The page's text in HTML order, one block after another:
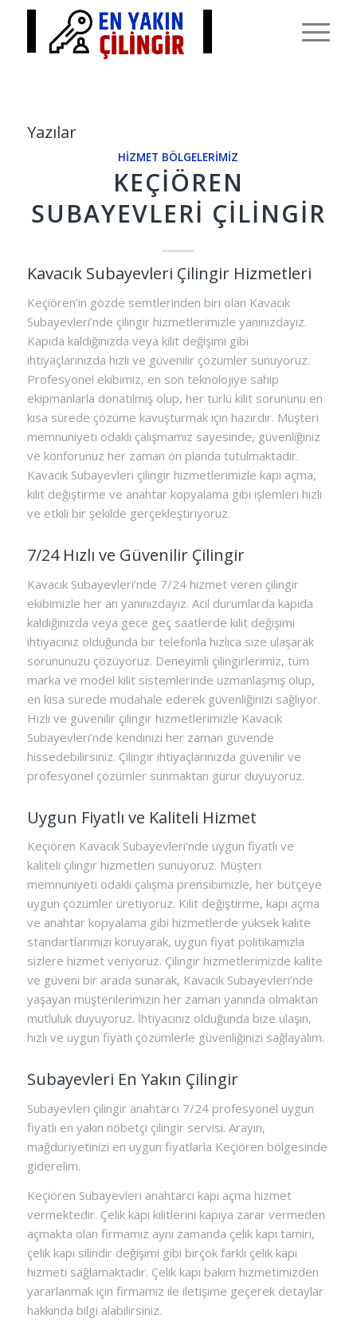
Yazılar
HIZMET BÖLGELERIMIZ
KEÇIÖREN
SUBAYEVLERI ÇILINGIR
Kavacık Subayevleri Çilingir Hizmetleri
Keçiören’in gözde semtlerinden biri olan Kavacık
Subayevleri’nde çilingir hizmetlerimizle yanınızdayız.
Kapıda kaldığınızda veya kilit değişimi gibi
ihtiyaçlarınızda hızlı ve güvenilir çözümler sunuyoruz.
Profesyonel ekibimiz, en son teknolojiye sahip
ekipmanlarla donatılmış olup, her türlü kilit sorununu en
kısa sürede çözüme kavuşturmak için hazırdır. Müşteri
memnuniyeti odaklı çalışmamız sayesinde, güvenliğiniz
ve konforunuz her zaman ön planda tutulmaktadır.
Kavacık Subayevleri çilingir hizmetlerimizle kapı açma,
kilit değiştirme ve anahtar kopyalama gibi işlemleri hızlı
ve etkili bir şekilde gerçekleştiriyoruz.
7/24 Hızlı ve Güvenilir Çilingir
Kavacık Subayevleri’nde 7/24 hizmet veren çilingir
ekibimizle her an yanınızdayız. Acil durumlarda kapıda
kaldığınızda veya gece geç saatlerde kilit değişimi
ihtiyacınız olduğunda bir telefonla hızlıca size ulaşarak
sorununuzu çözüyoruz. Deneyimli çilingirlerimiz, tüm
marka ve model kilit sistemlerinde uzmanlaşmış olup,
en kısa sürede müdahale ederek güvenliğinizi sağlıyor.
Hızlı ve güvenilir çilingir hizmetlerimizle Kavacık
Subayevleri’nde kendinizi her zaman güvende
hissedebilirsiniz. Çilingir ihtiyaçlarınızda güvenilir ve
profesyonel çözümler sunmaktan gurur duyuyoruz.
Uygun Fiyatlı ve Kaliteli Hizmet
Keçiören Kavacık Subayevleri’nde uygun fiyatlı ve
kaliteli çilingir hizmetleri sunuyoruz. Müşteri
memnuniyeti odaklı çalışma prensibimizle, her bütçeye
uygun çözümler üretiyoruz. Kilit değiştirme, kapı açma
ve anahtar kopyalama gibi hizmetlerde yüksek kalite
standartlarımızı koruyarak, uygun fiyat politikamızla
sizlere hizmet veriyoruz. Çilingir hizmetlerimizde kalite
ve güveni bir arada sunarak, Kavacık Subayevleri’nde
yaşayan müşterilerimizin her zaman yanında olmaktan
mutluluk duyuyoruz. İhtiyacınız olduğunda bize ulaşın,
hızlı ve uygun fiyatlı çözümlerle güvenliğinizi sağlayalım.
Subayevleri En Yakın Çilingir
Subayevleri çilingir anahtarcı 7/24 profesyonel uygun
fiyatlı en yakın nöbetçi çilingir servisi. Arayın,
mağduriyetinizi en uygun fiyatlarla Keçiören bölgesinde
giderelim.
Keçiören Subayevleri anahtarcı kapı açma hizmet
vermektedir. Çelik kapı kilitlerini kapıya zarar vermeden
açmakta olan firmamız aynı zamanda çelik kapı tamiri,
çelik kapı silindir değişimi gibi birçok farklı çelik kapı
hizmeti sağlamaktadır. Çelik kapı bakım hizmetimizden
yararlanmak için firmamız ile iletişime geçerek detaylar
hakkında bilgi alabilirsiniz.